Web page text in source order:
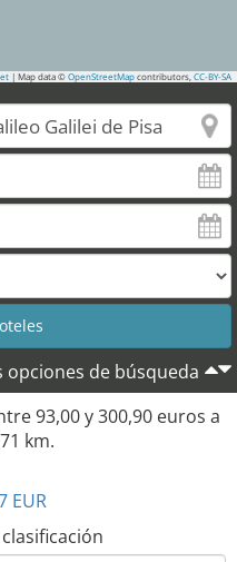
| Map data © OpenStreetMap contributors, CC-BY-SA
opciones de búsqueda
93,00y300,90 euros a
km.
EUR